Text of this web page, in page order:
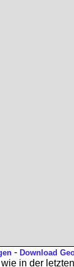
-Download
in der